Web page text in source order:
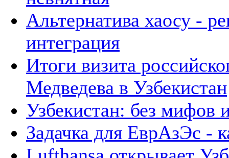
Альтернатива хаосу -
интеграция
Итоги визита
Медведева в Узбекистан
Узбекистан: без мифов
Задачка для ЕврАзЭс -